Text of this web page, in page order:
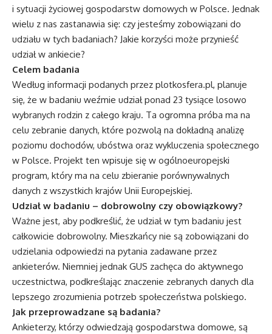
i sytuacji życiowej gospodarstw domowych w Polsce. Jednak
wielu z nas zastanawia się: czy jesteśmy zobowiązani do
udziału w tych badaniach? Jakie korzyści może przynieść
udział w ankiecie?
Celem badania
Według informacji podanych przez plotkosfera.pl, planuje
się, że w badaniu weźmie udział ponad 23 tysiące losowo
wybranych rodzin z całego kraju. Ta ogromna próba ma na
celu zebranie danych, które pozwolą na dokładną analizę
poziomu dochodów, ubóstwa oraz wykluczenia społecznego
w Polsce. Projekt ten wpisuje się w ogólnoeuropejski
program, który ma na celu zbieranie porównywalnych
danych z wszystkich krajów Unii Europejskiej.
Udział w badaniu – dobrowolny czy obowiązkowy?
Ważne jest, aby podkreślić, że udział w tym badaniu jest
całkowicie dobrowolny. Mieszkańcy nie są zobowiązani do
udzielania odpowiedzi na pytania zadawane przez
ankieterów. Niemniej jednak GUS zachęca do aktywnego
uczestnictwa, podkreślając znaczenie zebranych danych dla
lepszego zrozumienia potrzeb społeczeństwa polskiego.
Jak przeprowadzane są badania?
Ankieterzy, którzy odwiedzają gospodarstwa domowe, są